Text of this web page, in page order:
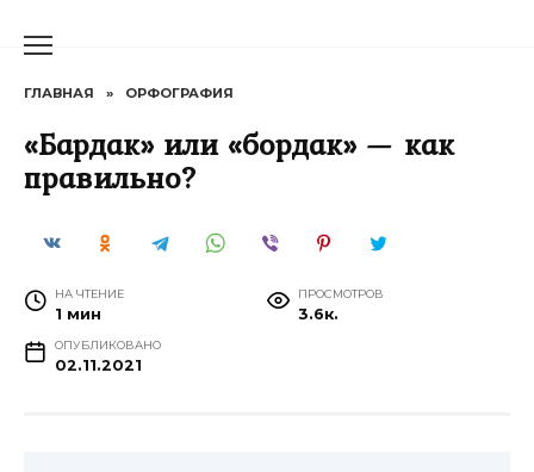
ГЛАВНАЯ » ОРФОГРАФИЯ
«Бардак» или «бордак» — как
правильно?
НА ЧТЕНИЕ
1 мин
ПРОСМОТРОВ
3.6к.
ОПУБЛИКОВАНО
02.11.2021